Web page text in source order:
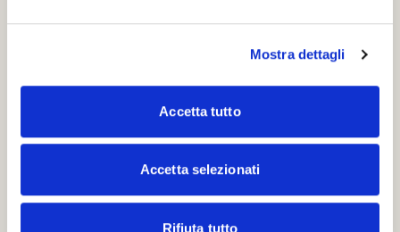
Mostra dettagli
Accetta tutto
Accetta selezionati
Rifiuta tutto
Download